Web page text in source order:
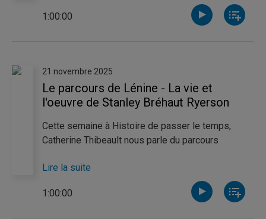
Couture discute quant à elle des différents
moyens de consommer les découvertes
1:00:00
21 novembre 2025
Le parcours de Lénine - La vie et
l'oeuvre de Stanley Bréhaut Ryerson
Cette semaine à Histoire de passer le temps,
Catherine Thibeault nous parle du parcours
communément connu sous le nom de Lénine,
tandis que Pierre-Luc Noël nous brosse le portrait
de la vie et de l'oeuvre de Stanley Bréhaut
Lire la suite
1:00:00